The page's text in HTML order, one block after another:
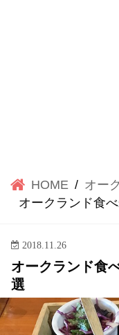
HOME
オー
オークランド食
2018.11.26
オークランド食
選